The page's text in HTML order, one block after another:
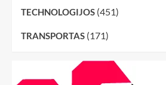
TECHNOLOGIJOS (451)
TRANSPORTAS (171)